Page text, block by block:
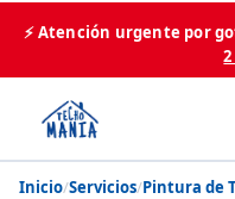
⚡ Atención urgente por
Inicio/Servicios/Pintura de